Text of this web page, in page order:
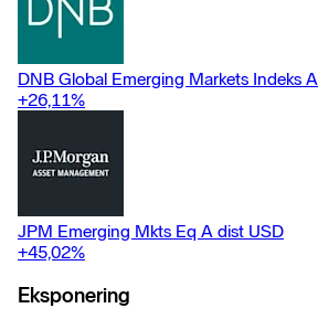
DNB Global Emerging Markets Indeks A
+26,11%
JPM Emerging Mkts Eq A dist USD
+45,02%
Eksponering